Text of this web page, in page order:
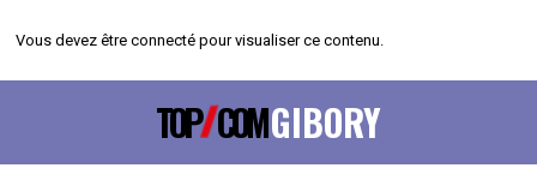
Vous devez être connecté pour visualiser ce contenu.
TOP COMGIBORY